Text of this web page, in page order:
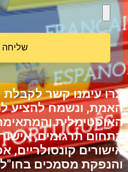
שליחה
צרו עימנו קשר לקבלת
האמת, ונשמח להציע
האופטימלית
בתחום תרגומים,
אישורים קונסולריים,
והנפקת מסמכים